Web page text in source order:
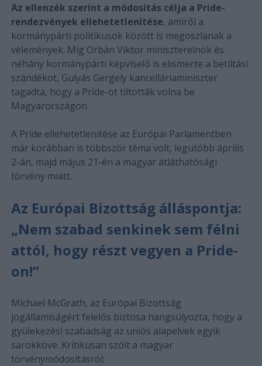
Az ellenzék szerint a módosítás célja a Pride-
rendezvények ellehetetlenítése, amiről a
kormánypárti politikusok között is megoszlanak a
vélemények. Míg Orbán Viktor miniszterelnök és
néhány kormánypárti képviselő is elismerte a betiltási
szándékot, Gulyás Gergely kancelláriaminiszter
tagadta, hogy a Pride-ot tiltották volna be
Magyarországon.
A Pride ellehetetlenítése az Európai Parlamentben
már korábban is többször téma volt, legutóbb április
2-án, majd május 21-én a magyar átláthatósági
törvény miatt.
Az Európai Bizottság álláspontja:
„Nem szabad senkinek sem félni
attól, hogy részt vegyen a Pride-
on!”
Michael McGrath, az Európai Bizottság
jogállamiságért felelős biztosa hangsúlyozta, hogy a
gyülekezési szabadság az uniós alapelvek egyik
sarokköve. Kritikusan szólt a magyar
törvénymódosításról: